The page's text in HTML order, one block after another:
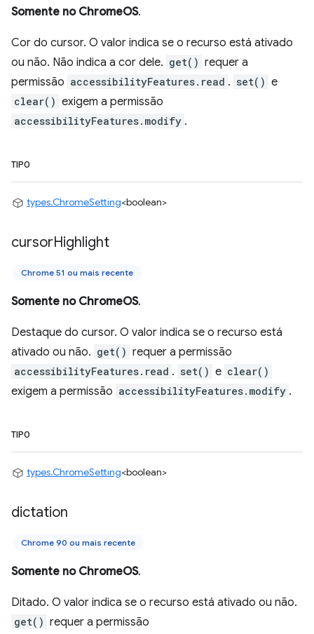
Somente no ChromeOS.
Cor do cursor. O valor indica se o recurso está ativado
ou não. Não indica a cor dele. get() requer a
permissão accessibilityFeatures.read . set() e
clear() exigem a permissão
accessibilityFeatures.modify .
TIPO
types.ChromeSetting<boolean>
cursorHighlight
Chrome 51 ou mais recente
Somente no ChromeOS.
Destaque do cursor. O valor indica se o recurso está
ativado ou não. get() requer a permissão
accessibilityFeatures.read . set() e clear()
exigem a permissão accessibilityFeatures.modify .
TIPO
types.ChromeSetting<boolean>
dictation
Chrome 90 ou mais recente
Somente no ChromeOS.
Ditado. O valor indica se o recurso está ativado ou não.
get() requer a permissão